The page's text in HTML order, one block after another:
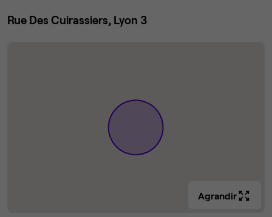
Rue Des Cuirassiers, Lyon 3
Agrandir